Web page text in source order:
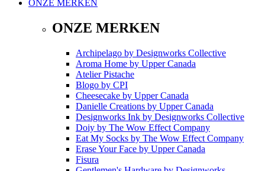
ONZE MERKEN
ONZE MERKEN
Archipelago by Designworks Collective
Aroma Home by Upper Canada
Atelier Pistache
Blogo by CPI
Cheesecake by Upper Canada
Danielle Creations by Upper Canada
Designworks Ink by Designworks Collective
Doiy by The Wow Effect Company
Eat My Socks by The Wow Effect Company
Erase Your Face by Upper Canada
Fisura